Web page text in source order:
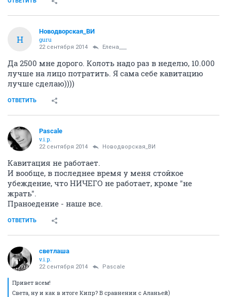
Н
Новодворcкая_ВИ
guru
22 сентября 2014 Елена___
Да 2500 мне дорого. Колоть надо раз в неделю, 10.000
лучше на лицо потратить. Я сама себе кавитацию
лучше сделаю))))
ОТВЕТИТЬ
Pascale
v.i.p.
22 сентября 2014 Новодворcкая_ВИ
Кавитация не работает.
И вообще, в последнее время у меня стойкое
убеждение, что НИЧЕГО не работает, кроме "не
жрать".
Праноедение - наше все.
ОТВЕТИТЬ
светлаша
v.i.p.
22 сентября 2014 Pascale
Привет всем!
Света, ну и как в итоге Кипр? В сравнении с Аланьей)